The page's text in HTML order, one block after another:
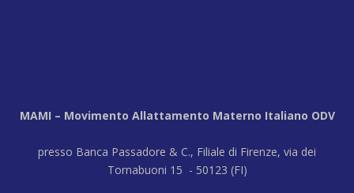
MAMI – Movimento Allattamento Materno Italiano ODV
presso Banca Passadore & C., Filiale di Firenze, via dei
Tornabuoni 15 - 50123 (FI)